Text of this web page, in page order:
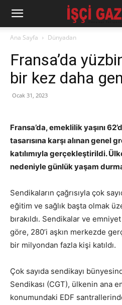
Ana Sayfa Dünyadan
Fransa’da
bir kez daha
Ocak 31, 2023
Fransa’da, emeklilik yaşını
tasarısına karşı alınan genel
katılımıyla gerçekleştirildi.
nedeniyle günlük yaşam
Sendikaların çağrısıyla çok
eğitim ve sağlık başta olmak
bırakıldı. Sendikalar ve
göre, 280’i aşkın merkezde
bir milyondan fazla kişi katıldı.
Çok sayıda sendikayı
Sendikası (CGT), ülkenin ana
konumundaki EDF